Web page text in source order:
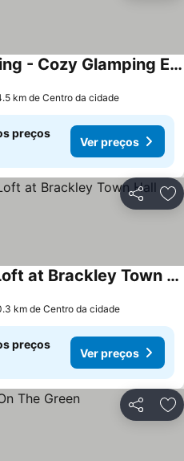
Walltree House Glamping - Cozy Glamping Experience
km de Centro da cidade
preços
Ver preços
Partilhar
Finest Retreats - The Loft at Brackley Town Hall
km de Centro da cidade
preços
Ver preços
Partilhar